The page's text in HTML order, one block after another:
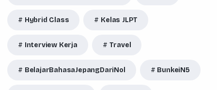
Hybrid Class Kelas JLPT
Interview Kerja Travel
BelajarBahasaJepangDariNol BunkeiN5